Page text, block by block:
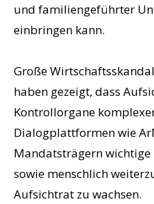
und familiengeführter
einbringen kann.
Große
haben gezeigt, dass
Kontrollorgane
Dialogplattformen wie
Mandatsträgern wichtige
sowie menschlich
Aufsichtrat zu wachsen.